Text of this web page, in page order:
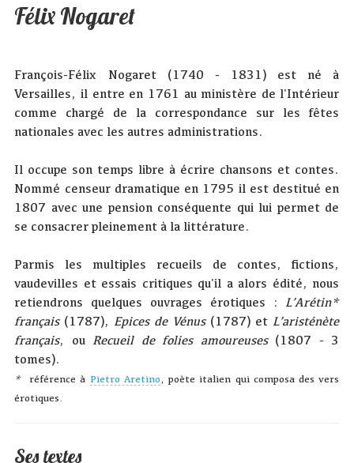
Félix Nogaret
François-Félix Nogaret (1740 - 1831) est né à
Versailles, il entre en 1761 au ministère de l'Intérieur
comme chargé de la correspondance sur les fêtes
nationales avec les autres administrations.
Il occupe son temps libre à écrire chansons et contes.
Nommé censeur dramatique en 1795 il est destitué en
1807 avec une pension conséquente qui lui permet de
se consacrer pleinement à la littérature.
Parmis les multiples recueils de contes, fictions,
vaudevilles et essais critiques qu'il a alors édité, nous
retiendrons quelques ouvrages érotiques : L’Arétin*
français(1787), Epices de Vénus(1787) et L’aristénète
français, ou Recueil de folies amoureuses(1807 - 3
tomes).
* référence à Pietro Aretino , poète italien qui composa des vers
érotiques.
Ses textes